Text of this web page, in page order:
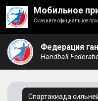
Мобильное
Скачайте официальное
Федерация
Handball
Спартакиада